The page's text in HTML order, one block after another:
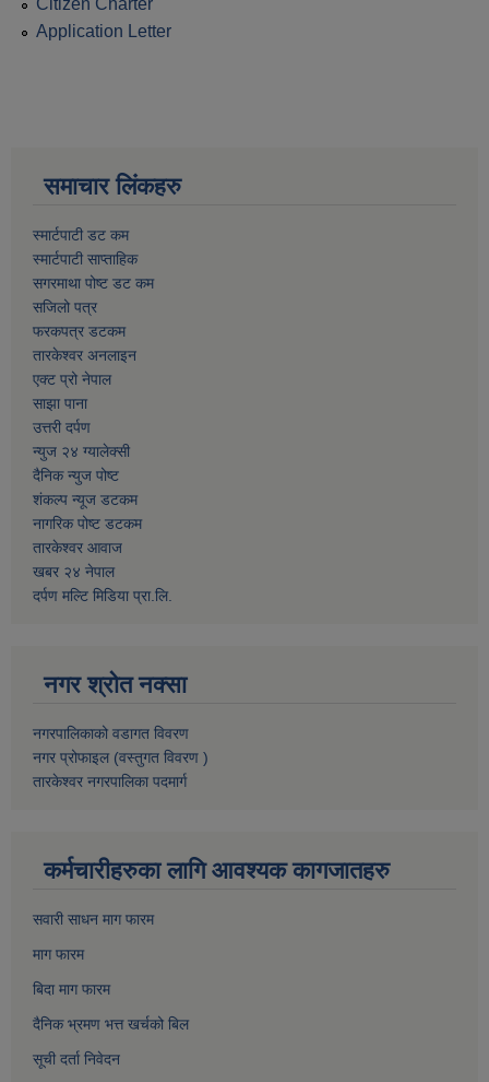
Citizen Charter
Application Letter
समाचार लिंकहरु
स्मार्टपाटी डट कम
स्मार्टपाटी साप्ताहिक
सगरमाथा पोष्ट डट कम
सजिलो पत्र
फरकपत्र डटकम
तारकेश्वर अनलाइन
एक्ट प्रो नेपाल
साझा पाना
उत्तरी दर्पण
न्युज २४ ग्यालेक्सी
दैनिक न्युज पोष्ट
शंकल्प न्यूज डटकम
नागरिक पोष्ट डटकम
तारकेश्वर आवाज
खबर २४ नेपाल
दर्पण मल्टि मिडिया प्रा.लि.
नगर श्रोत नक्सा
नगरपालिकाको वडागत विवरण
नगर प्रोफाइल (वस्तुगत विवरण )
तारकेश्वर नगरपालिका पदमार्ग
कर्मचारीहरुका लागि आवश्यक कागजातहरु
सवारी साधन माग फारम
माग फारम
बिदा माग फारम
दैनिक भ्रमण भत्त खर्चको बिल
सूची दर्ता निवेदन